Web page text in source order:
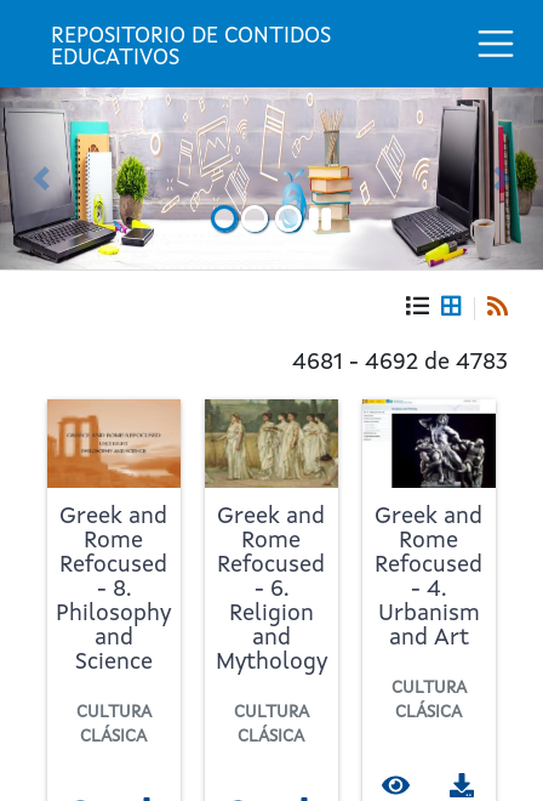
REPOSITORIO DE CONTIDOS
EDUCATIVOS
Anterior
de
contidos
educativos
4681 - 4692 de 4783
Greek and
Rome
Refocused
- 8.
Philosophy
and
Science
CULTURA
CLÁSICA
Greek and
Rome
Refocused
- 6.
Religion
and
Mythology
CULTURA
CLÁSICA
Greek and
Rome
Refocused
- 4.
Urbanism
and Art
CULTURA
CLÁSICA